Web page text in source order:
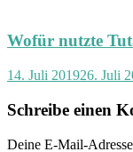
Wofür nutzte
14. Juli 201926. Juli
Schreibe einen
Deine E-Mail-